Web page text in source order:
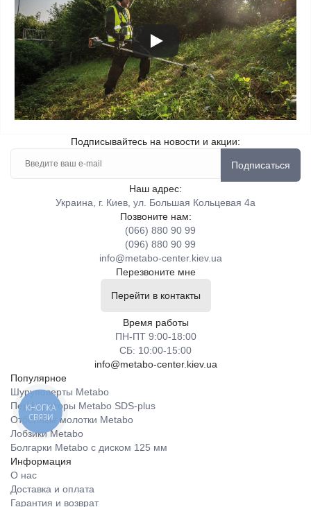
Подписывайтесь на новости и акции:
Подписаться
Наш адрес:
Украина, г. Киев, ул. Большая Кольцевая 4а
Позвоните нам:
(066) 880 90 99
(096) 880 90 99
info@metabo-center.kiev.ua
Перезвоните мне
Перейти в контакты
Время работы
ПН-ПТ 9:00-18:00
СБ: 10:00-15:00
info@metabo-center.kiev.ua
Популярное
Шуруповерты Metabo
Перфораторы Metabo SDS-plus
Отбойные молотки Metabo
Лобзики Metabo
Болгарки Metabo с диском 125 мм
Информация
О нас
Доставка и оплата
Гарантия и возврат
КНОПКА
СВЯЗИ